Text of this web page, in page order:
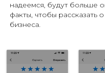
надеемся, будут больше
факты, чтобы рассказать
бизнеса.